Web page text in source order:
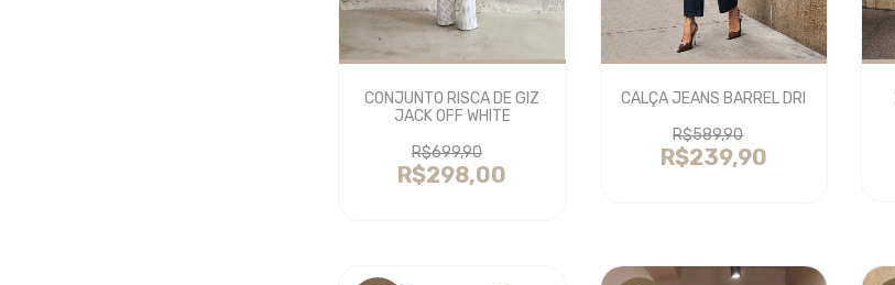
CONJUNTO RISCA DE GIZ
JACK OFF WHITE
R$699,90
R$298,00
CALÇA JEANS BARREL DRI
R$589,90
R$239,90